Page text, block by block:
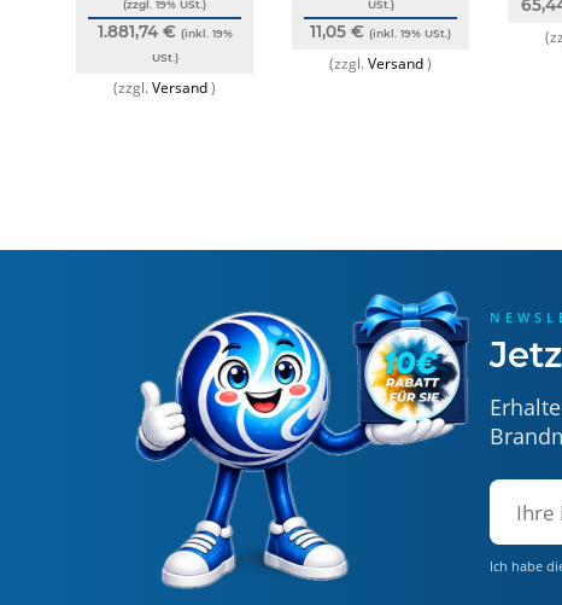
(zzgl. 19% USt.)
1.881,74 € (inkl. 19%
USt.)
(zzgl.Versand)
USt.)
11,05 € (inkl. 19% USt.)
(zzgl.Versand)
Ich habe